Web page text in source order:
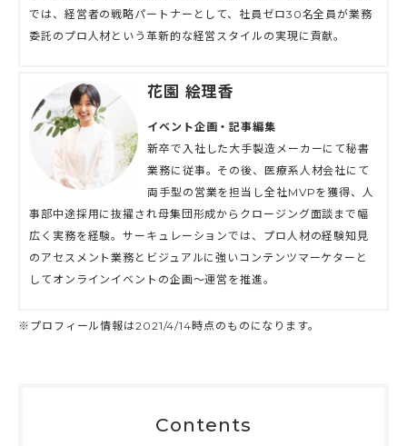
では、経営者の戦略パートナーとして、社員ゼロ30名全員が業務
委託のプロ人材という革新的な経営スタイルの実現に貢献。
花園 絵理香
イベント企画・記事編集
新卒で入社した大手製造メーカーにて秘書
業務に従事。その後、医療系人材会社にて
両手型の営業を担当し全社MVPを獲得、人
事部中途採用に抜擢され母集団形成からクロージング面談まで幅
広く実務を経験。サーキュレーションでは、プロ人材の経験知見
のアセスメント業務とビジュアルに強いコンテンツマーケターと
してオンラインイベントの企画〜運営を推進。
※プロフィール情報は2021/4/14時点のものになります。
Contents